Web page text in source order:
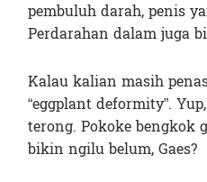
pembuluh darah, penis
Perdarahan dalam juga
Kalau kalian masih
“eggplant deformity”.
terong. Pokoke bengkok
bikin ngilu belum, Gaes?